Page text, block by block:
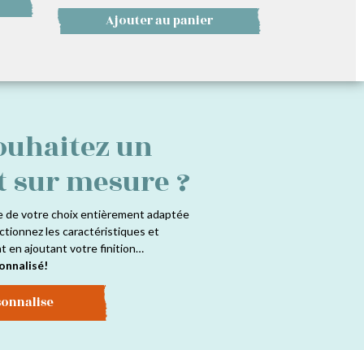
Ajouter au panier
un
mesure ?
de votre choix entièrement adaptée
les caractéristiques et
en ajoutant votre finition…